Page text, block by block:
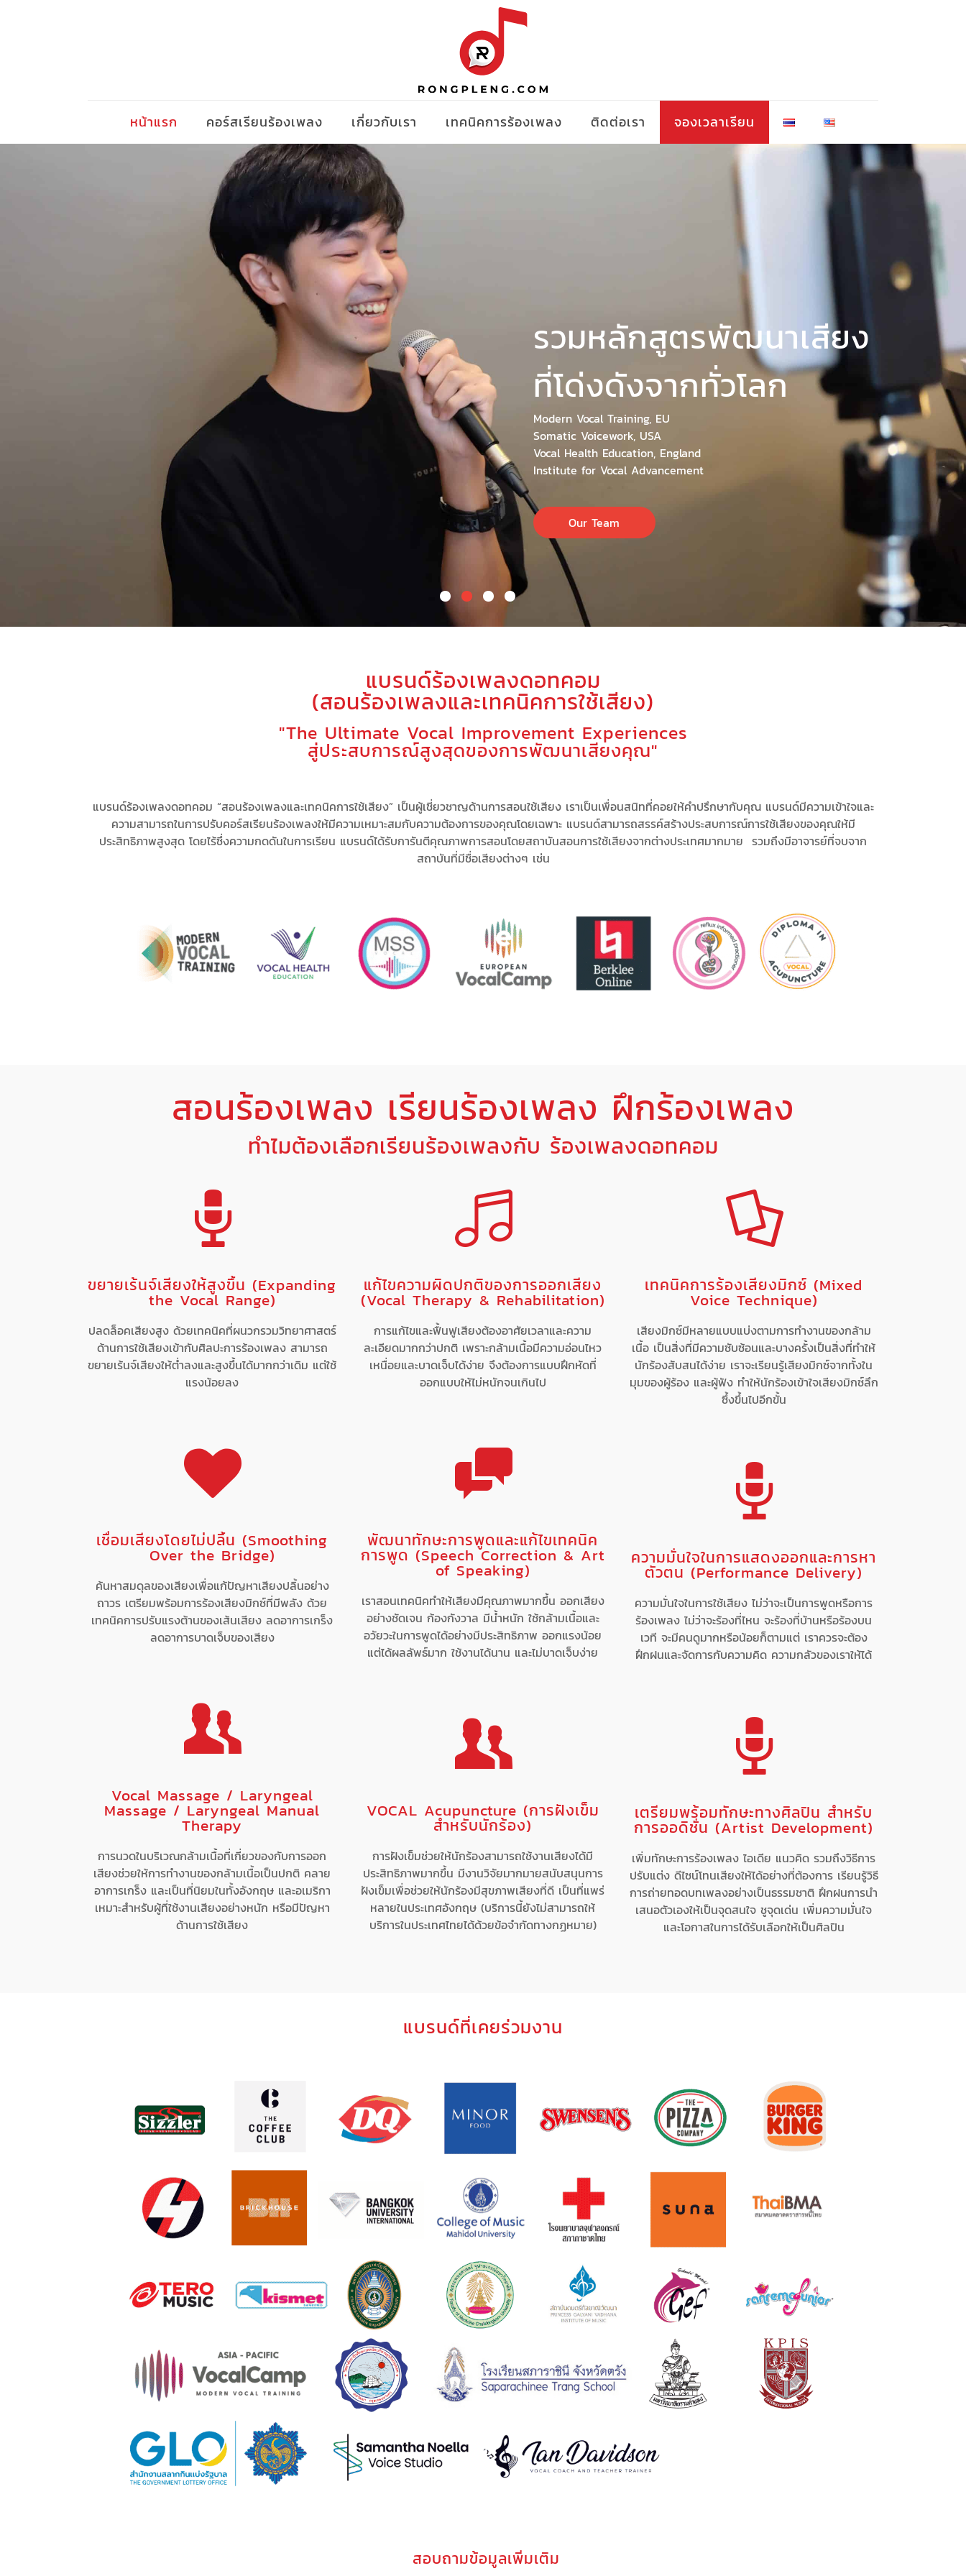
หน้าแรก คอร์สเรียนร้องเพลง เกี่ยวกับเรา เทคนิคการร้องเพลง ติดต่อเรา จองเวลาเรียน
รวมหลักสูตรพัฒนาเสียง
ที่โด่งดังจากทั่วโลก
Modern Vocal Training, EU
Somatic Voicework, USA
Vocal Health Education, England
Institute for Vocal Advancement
Our Team
แบรนด์ร้องเพลงดอทคอม
(สอนร้องเพลงและเทคนิคการใช้เสียง)
"The Ultimate Vocal Improvement Experiences
สู่ประสบการณ์สูงสุดของการพัฒนาเสียงคุณ"
แบรนด์ร้องเพลงดอทคอม “สอนร้องเพลงและเทคนิคการใช้เสียง” เป็นผู้เชี่ยวชาญด้านการสอนใช้เสียงเราเป็นเพื่อนสนิทที่คอยให้คำปรึกษากับคุณ แบรนด์มีความเข้าใจและ
ความสามารถในการปรับคอร์สเรียนร้องเพลงให้มีความเหมาะสมกับความต้องการของคุณโดยเฉพาะ แบรนด์สามารถสรรค์สร้างประสบการณ์การใช้เสียงของคุณให้มี
ประสิทธิภาพสูงสุด โดยไร้ซึ่งความกดดันในการเรียน แบรนด์ได้รับการันตีคุณภาพการสอนโดยสถาบันสอนการใช้เสียงจากต่างประเทศมากมาย รวมถึงมีอาจารย์ที่จบจาก
สถาบันที่มีชื่อเสียงต่างๆ เช่น
สอนร้องเพลง เรียนร้องเพลง ฝึกร้องเพลง
ทำไมต้องเลือกเรียนร้องเพลงกับ ร้องเพลงดอทคอม
ขยายเร้นจ์เสียงให้สูงขึ้น (Expanding
the Vocal Range)
ปลดล็อคเสียงสูง ด้วยเทคนิคที่ผนวกรวมวิทยาศาสตร์
ด้านการใช้เสียงเข้ากับศิลปะการร้องเพลง สามารถ
ขยายเร้นจ์เสียงให้ต่ำลงและสูงขึ้นได้มากกว่าเดิม แต่ใช้
แรงน้อยลง
เชื่อมเสียงโดยไม่ปลิ้น (Smoothing
Over the Bridge)
ค้นหาสมดุลของเสียงเพื่อแก้ปัญหาเสียงปลิ้นอย่าง
ถาวร เตรียมพร้อมการร้องเสียงมิกซ์ที่มีพลัง ด้วย
เทคนิคการปรับแรงต้านของเส้นเสียง ลดอาการเกร็ง
ลดอาการบาดเจ็บของเสียง
Vocal Massage / Laryngeal
Massage / Laryngeal Manual
Therapy
การนวดในบริเวณกล้ามเนื้อที่เกี่ยวของกับการออก
เสียงช่วยให้การทำงานของกล้ามเนื้อเป็นปกติ คลาย
อาการเกร็ง และเป็นที่นิยมในทั้งอังกฤษ และอเมริกา
เหมาะสำหรับผู้ที่ใช้งานเสียงอย่างหนัก หรือมีปัญหา
ด้านการใช้เสียง
แก้ไขความผิดปกติของการออกเสียง
(Vocal Therapy & Rehabilitation)
การแก้ไขและฟื้นฟูเสียงต้องอาศัยเวลาและความ
ละเอียดมากกว่าปกติ เพราะกล้ามเนื้อมีความอ่อนไหว
เหนื่อยและบาดเจ็บได้ง่าย จึงต้องการแบบฝึกหัดที่
ออกแบบให้ไม่หนักจนเกินไป
พัฒนาทักษะการพูดและแก้ไขเทคนิค
การพูด (Speech Correction & Art
of Speaking)
เราสอนเทคนิคทำให้เสียงมีคุณภาพมากขึ้น ออกเสียง
อย่างชัดเจน ก้องกังวาล มีน้ำหนัก ใช้กล้ามเนื้อและ
อวัยวะในการพูดได้อย่างมีประสิทธิภาพ ออกแรงน้อย
แต่ได้ผลลัพธ์มาก ใช้งานได้นาน และไม่บาดเจ็บง่าย
VOCAL Acupuncture (การฝังเข็ม
สำหรับนักร้อง)
การฝังเข็มช่วยให้นักร้องสามารถใช้งานเสียงได้มี
ประสิทธิภาพมากขึ้น มีงานวิจัยมากมายสนับสนุนการ
ฝังเข็มเพื่อช่วยให้นักร้องมีสุขภาพเสียงที่ดี เป็นที่แพร่
หลายในประเทศอังกฤษ (บริการนี้ยังไม่สามารถให้
บริการในประเทศไทยได้ด้วยข้อจำกัดทางกฏหมาย)
เทคนิคการร้องเสียงมิกซ์ (Mixed
Voice Technique)
เสียงมิกซ์มีหลายแบบแบ่งตามการทำงานของกล้าม
เนื้อ เป็นสิ่งที่มีความซับซ้อนและบางครั้งเป็นสิ่งที่ทำให้
นักร้องสับสนได้ง่าย เราจะเรียนรู้เสียงมิกซ์จากทั้งใน
มุมของผู้ร้อง และผู้ฟัง ทำให้นักร้องเข้าใจเสียงมิกซ์ลึก
ซึ้งขึ้นไปอีกขั้น
ความมั่นใจในการแสดงออกและการหา
ตัวตน (Performance Delivery)
ความมั่นใจในการใช้เสียง ไม่ว่าจะเป็นการพูดหรือการ
ร้องเพลง ไม่ว่าจะร้องที่ไหน จะร้องที่บ้านหรือร้องบน
เวที จะมีคนดูมากหรือน้อยก็ตามแต่ เราควรจะต้อง
ฝึกฝนและจัดการกับความคิด ความกลัวของเราให้ได้
เตรียมพร้อมทักษะทางศิลปิน สำหรับ
การออดิชั่น (Artist Development)
เพิ่มทักษะการร้องเพลง ไอเดีย แนวคิด รวมถึงวิธีการ
ปรับแต่ง ดีไซน์โทนเสียงให้ได้อย่างที่ต้องการ เรียนรู้วิธี
การถ่ายทอดบทเพลงอย่างเป็นธรรมชาติ ฝึกฝนการนำ
เสนอตัวเองให้เป็นจุดสนใจ ชูจุดเด่น เพิ่มความมั่นใจ
และโอกาสในการได้รับเลือกให้เป็นศิลปิน
แบรนด์ที่เคยร่วมงาน
สอบถามข้อมูลเพิ่มเติม